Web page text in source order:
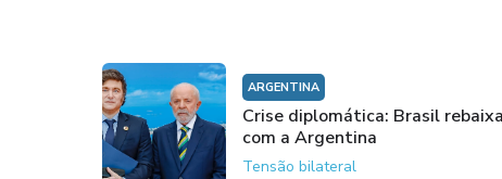
ARGENTINA
Crise diplomática: Brasil
com a Argentina
Tensão bilateral